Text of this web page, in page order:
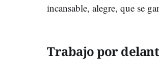
incansable, alegre, que se
Trabajo por